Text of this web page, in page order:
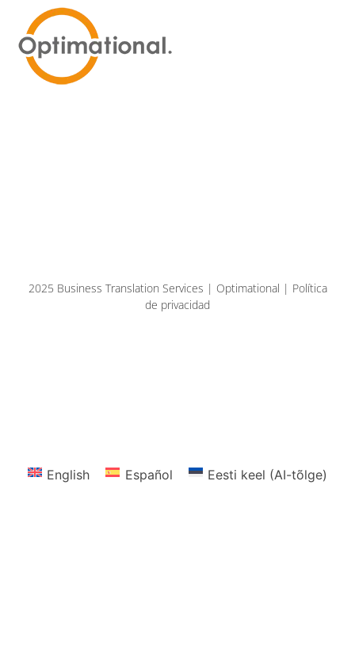
2025 Business Translation Services | Optimational | Política
de privacidad
English Español Eesti keel (AI-tõlge)